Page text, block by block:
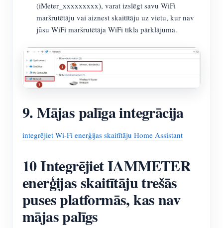
(iMeter_xxxxxxxxx), varat izslēgt savu WiFi
maršrutētāju vai aiznest skaitītāju uz vietu, kur nav
jūsu WiFi maršrutētāja WiFi tīkla pārklājuma.
9. Mājas palīga integrācija
integrējiet Wi-Fi enerģijas skaitītāju Home Assistant
10 Integrējiet IAMMETER
enerģijas skaitītāju trešās
puses platformās, kas nav
mājas palīgs